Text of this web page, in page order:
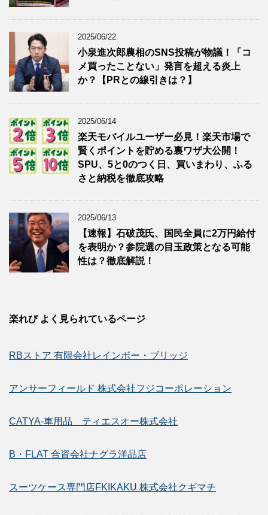
2025/06/22
小泉進次郎農相のSNS投稿が物議！「コ
メ買ったことない」発言を超える炎上
か？【PRとの線引きは？】
2025/06/14
楽天モバイルユーザー必見！楽天市場で
賢くポイントを貯める裏ワザ大公開！
SPU、5と0のつく日、買いまわり、ふる
さと納税を徹底攻略
2025/06/13
【速報】石破茂氏、国民全員に2万円給付
を表明か？参院選の目玉政策となる可能
性は？徹底解説！
楽れび よく見られているページ
RBストア 有限会社レインボー・ブリッジ
アンサーフィールド 株式会社フジコーポレーション
CATYA-車用品 ティエスオー株式会社
B・FLAT 合資会社ナグラ洋品店
スーツケース専門店FKIKAKU 株式会社クギマチ